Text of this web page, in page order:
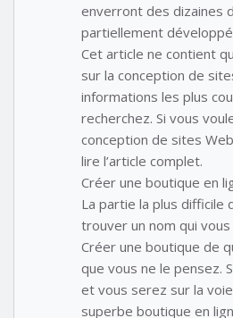
enverront des dizaines
partiellement
Cet article ne contient
sur la conception de
informations les plus
recherchez. Si vous
conception de sites
lire l’article complet.
Créer une boutique en
La partie la plus difficile
trouver un nom qui
Créer une boutique de
que vous ne le pensez.
et vous serez sur la
superbe boutique en